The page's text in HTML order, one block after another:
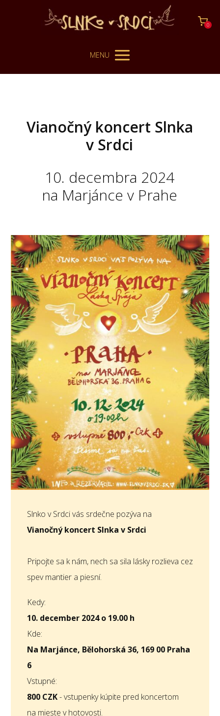
0
MENU
Vianočný koncert Slnka
v Srdci
10. decembra 2024
na Marjánce v Prahe
Slnko v Srdci vás srdečne pozýva na
Vianočný koncert Slnka v Srdci
Pripojte sa k nám, nech sa sila lásky rozlieva cez
spev mantier a piesní.
Kedy:
10. december 2024o 19.00 h
Kde:
Na Marjánce, Bělohorská 36, 169 00 Praha
6
Vstupné:
800 CZK- vstupenky kúpite pred koncertom
na mieste v hotovosti.